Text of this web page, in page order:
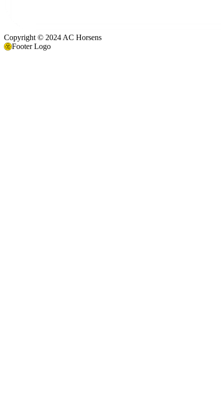
Copyright © 2024 AC Horsens
Footer Logo